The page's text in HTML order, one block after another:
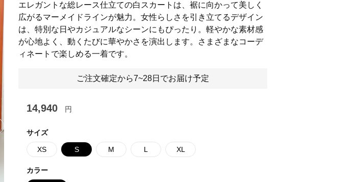
slide
エレガントな総レース仕立ての白スカートは、裾に向かって美しく
広がるマーメイドラインが魅力。女性らしさを引き立てるデザイン
は、特別な日やカジュアルなシーンにもぴったり。軽やかな素材感
が心地よく、動くたびに華やかさを演出します。さまざまなコーデ
ィネートで楽しめる一着です。
ご注文確定から7~28日でお届け予定
14,940 円
サイズ
XS S M L XL
カラー